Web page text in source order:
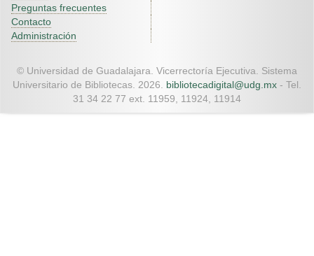
Preguntas frecuentes
Contacto
Administración
© Universidad de Guadalajara. Vicerrectoría Ejecutiva. Sistema
Universitario de Bibliotecas. 2026. bibliotecadigital@udg.mx - Tel.
31 34 22 77 ext. 11959, 11924, 11914